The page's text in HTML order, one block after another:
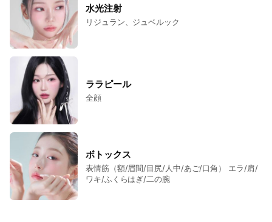
水光注射
リジュラン、ジュベルック
ララピール
全顔
ボトックス
表情筋（額/眉間/目尻/人中/あご/口角） エラ/肩/
ワキ/ふくらはぎ/二の腕